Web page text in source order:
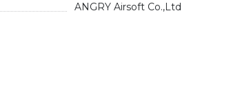
ANGRY Airsoft Co.,Ltd